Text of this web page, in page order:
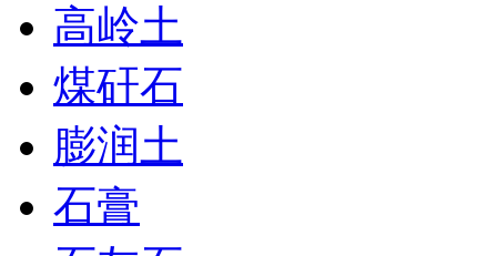
高岭土
煤矸石
膨润土
石膏